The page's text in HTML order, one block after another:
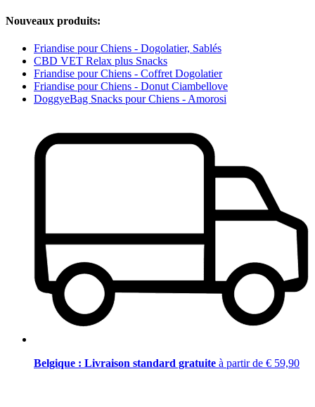
Nouveaux produits:
Friandise pour Chiens - Dogolatier, Sablés
CBD VET Relax plus Snacks
Friandise pour Chiens - Coffret Dogolatier
Friandise pour Chiens - Donut Ciambellove
DoggyeBag Snacks pour Chiens - Amorosi
Belgique : Livraison standard gratuite à partir de € 59,90